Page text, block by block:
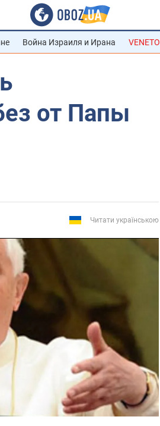
Война Израиля и Ирана VENETO
от Папы
Читати українською